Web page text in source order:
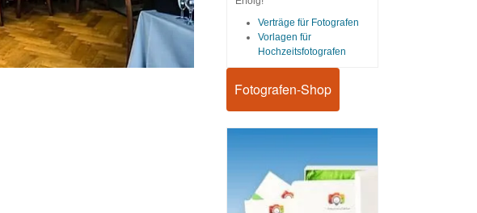
Verträge für Fotografen
Vorlagen für
Hochzeitsfotografen
Fotografen-Shop